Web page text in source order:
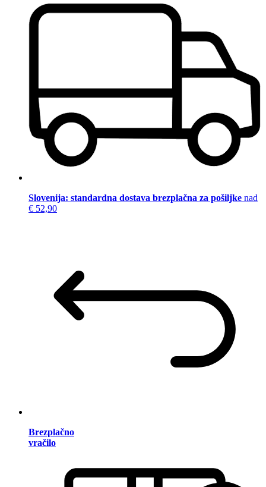
Slovenija: standardna dostava brezplačna za pošiljke nad
€ 52,90
Brezplačno
vračilo